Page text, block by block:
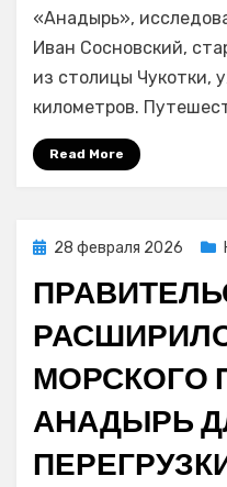
«Анадырь»,
Иван Сосновский,
из столицы Чукотки,
километров.
Read More
Posted
28 февраля 2026
МОРСКОГО
АНАДЫРЬ